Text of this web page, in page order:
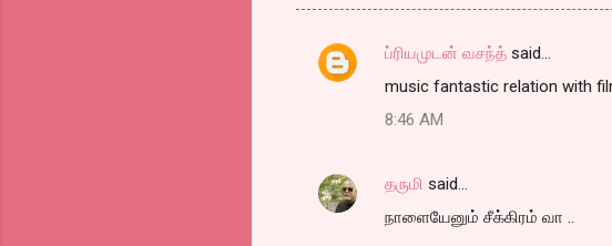
C
e
ப்ரியமுடன் வசந்த் said…
music fantastic relation with
8:46 AM
தருமி said…
நாளையேனும் சீக்கிரம் வா ..